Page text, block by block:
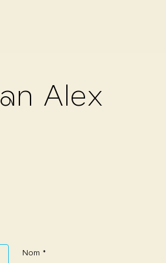
Alex
Nom *